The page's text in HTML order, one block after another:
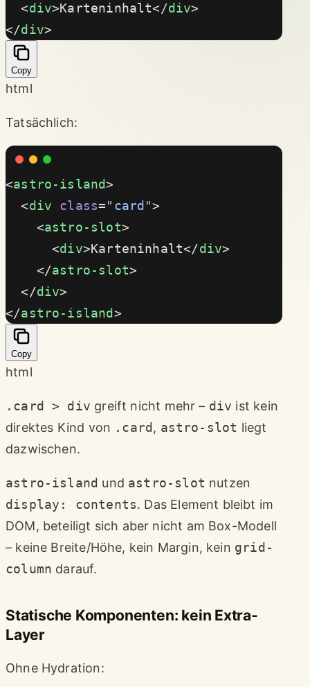
  <
div>Karteninhalt</div>
</div>
Copy
html
Tatsächlich:
<astro-island>
  <
div class="card">
    <
astro-slot>
      <
div>Karteninhalt</div>
    </
astro-slot>
  </
div>
</astro-island>
Copy
html
.card > div greift nicht mehr – div ist kein
direktes Kind von .card, astro-slot liegt
dazwischen.
astro-island und astro-slot nutzen
display: contents. Das Element bleibt im
DOM, beteiligt sich aber nicht am Box-Modell
– keine Breite/Höhe, kein Margin, kein grid-
column darauf.
Statische Komponenten: kein Extra-
Layer
Ohne Hydration: